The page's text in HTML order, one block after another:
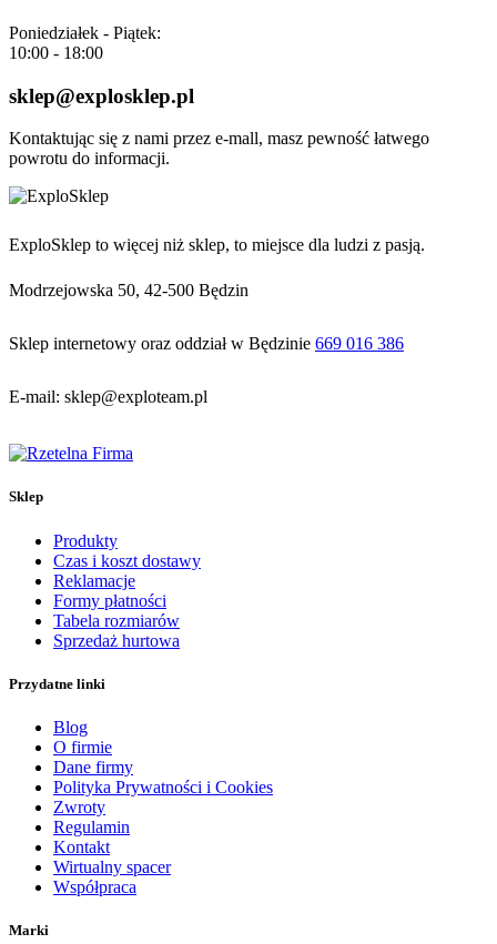
Poniedziałek - Piątek:
10:00 - 18:00
sklep@explosklep.pl
Kontaktując się z nami przez e-mall, masz pewność łatwego
powrotu do informacji.
ExploSklep to więcej niż sklep, to miejsce dla ludzi z pasją.
Modrzejowska 50, 42-500 Będzin
Sklep internetowy oraz oddział w Będzinie 669 016 386
E-mail: sklep@exploteam.pl
Sklep
Produkty
Czas i koszt dostawy
Reklamacje
Formy płatności
Tabela rozmiarów
Sprzedaż hurtowa
Przydatne linki
Blog
O firmie
Dane firmy
Polityka Prywatności i Cookies
Zwroty
Regulamin
Kontakt
Wirtualny spacer
Współpraca
Marki